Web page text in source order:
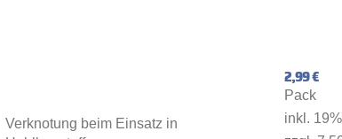
Verknotung beim Einsatz in
2,99 €
Pack
inkl.